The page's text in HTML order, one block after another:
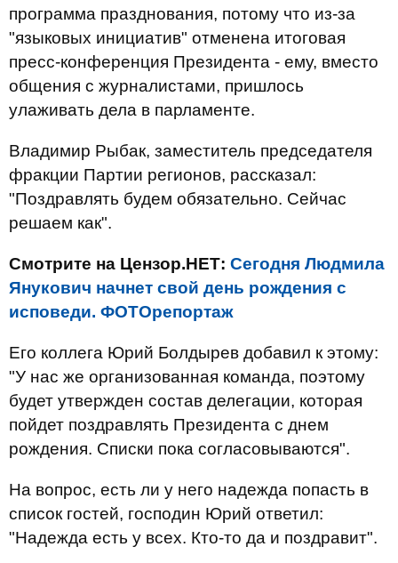
программа празднования, потому что из-за
"языковых инициатив" отменена итоговая
пресс-конференция Президента - ему, вместо
общения с журналистами, пришлось
улаживать дела в парламенте.
Владимир Рыбак, заместитель председателя
фракции Партии регионов, рассказал:
"Поздравлять будем обязательно. Сейчас
решаем как".
Смотрите на Цензор.НЕТ: Сегодня Людмила
Янукович начнет свой день рождения с
исповеди. ФОТОрепортаж
Его коллега Юрий Болдырев добавил к этому:
"У нас же организованная команда, поэтому
будет утвержден состав делегации, которая
пойдет поздравлять Президента с днем
рождения. Списки пока согласовываются".
На вопрос, есть ли у него надежда попасть в
список гостей, господин Юрий ответил:
"Надежда есть у всех. Кто-то да и поздравит".